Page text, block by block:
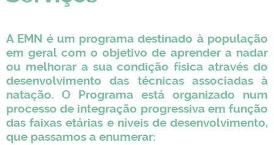
A EMN é um programa destinado à população
em geral com o objetivo de aprender a nadar
ou melhorar a sua condição física através do
desenvolvimento das técnicas associadas à
natação. O Programa está organizado num
processo de integração progressiva em função
das faixas etárias e níveis de desenvolvimento,
que passamos a enumerar: